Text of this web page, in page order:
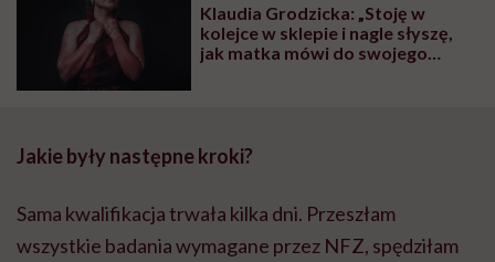
Klaudia Grodzicka: „Stoję w
kolejce w sklepie i nagle słyszę,
jak matka mówi do swojego
Jakie były następne kroki?
Sama kwalifikacja trwała kilka dni. Przeszłam
wszystkie badania wymagane przez NFZ, spędziłam